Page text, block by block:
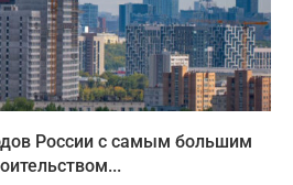
России с самым большим